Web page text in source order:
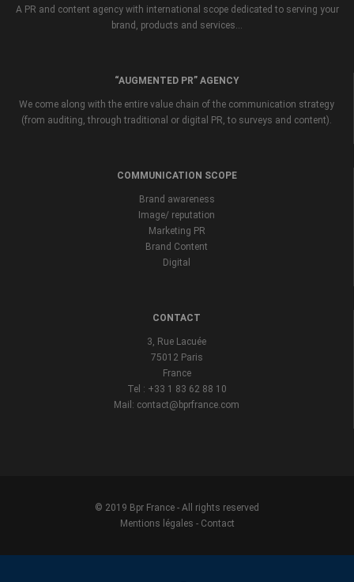
A PR and content agency with international scope dedicated to serving your
brand, products and services...
“AUGMENTED PR” AGENCY
We come along with the entire value chain of the communication strategy
(from auditing, through traditional or digital PR, to surveys and content).
COMMUNICATION SCOPE
Brand awareness
Image/ reputation
Marketing PR
Brand Content
Digital
CONTACT
3, Rue Lacuée
75012 Paris
France
Tel : +33 1 83 62 88 10
Mail: contact@bprfrance.com
© 2019 Bpr France - All rights reserved
Mentions légales - Contact